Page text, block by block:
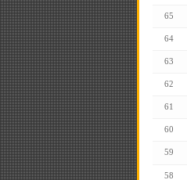
65
64
63
62
61
60
59
58